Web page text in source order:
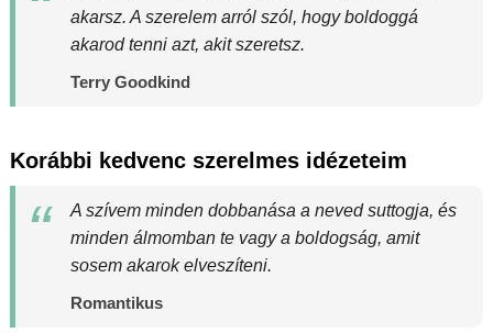
akarsz. A szerelem arról szól, hogy boldoggá
akarod tenni azt, akit szeretsz.
Terry Goodkind
Korábbi kedvenc szerelmes idézeteim
A szívem minden dobbanása a neved suttogja, és
minden álmomban te vagy a boldogság, amit
sosem akarok elveszíteni.
Romantikus